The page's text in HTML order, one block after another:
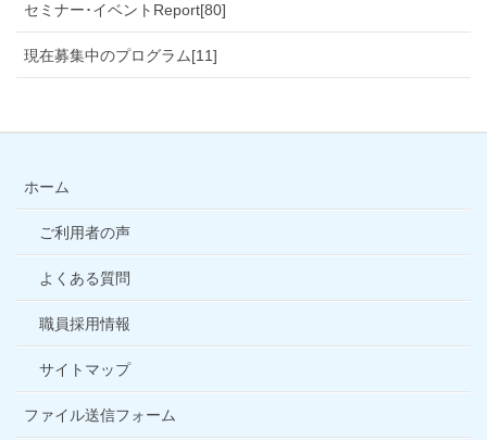
セミナー･イベントReport[80]
現在募集中のプログラム[11]
ホーム
ご利用者の声
よくある質問
職員採用情報
サイトマップ
ファイル送信フォーム